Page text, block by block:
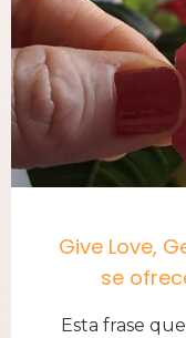
Give Love,
se
Esta frase